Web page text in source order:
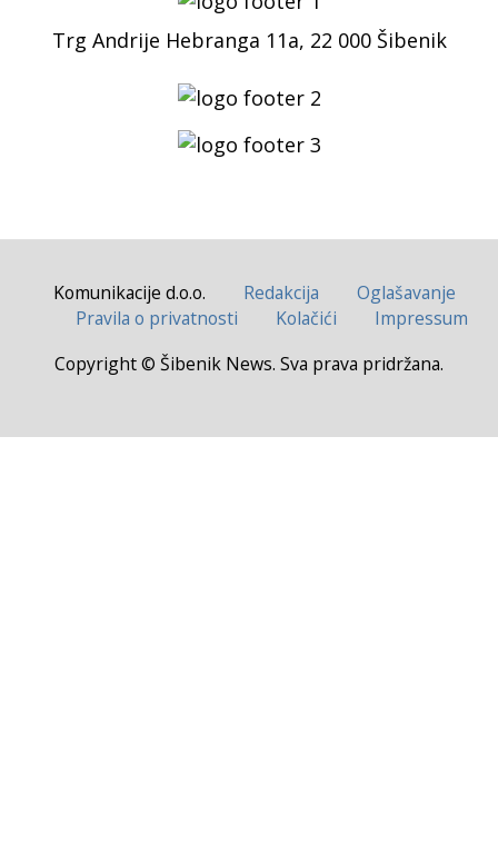
Trg Andrije Hebranga 11a, 22 000 Šibenik
Komunikacije d.o.o. Redakcija
Oglašavanje
Pravila o privatnosti
Kolačići
Impressum
Copyright © Šibenik News. Sva prava pridržana.